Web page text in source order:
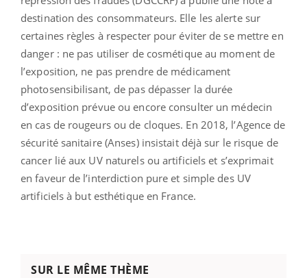
destination des consommateurs. Elle les alerte sur
certaines règles à respecter pour éviter de se mettre en
danger : ne pas utiliser de cosmétique au moment de
l’exposition, ne pas prendre de médicament
photosensibilisant, de pas dépasser la durée
d’exposition prévue ou encore consulter un médecin
en cas de rougeurs ou de cloques. En 2018, l’Agence de
sécurité sanitaire (Anses) insistait déjà sur le risque de
cancer lié aux UV naturels ou artificiels et s’exprimait
en faveur de l’interdiction pure et simple des UV
artificiels à but esthétique en France.
SUR LE MÊME THÈME